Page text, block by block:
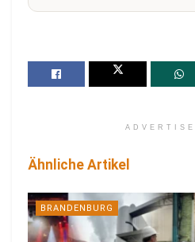
Ähnliche Artikel
BRANDENBURG